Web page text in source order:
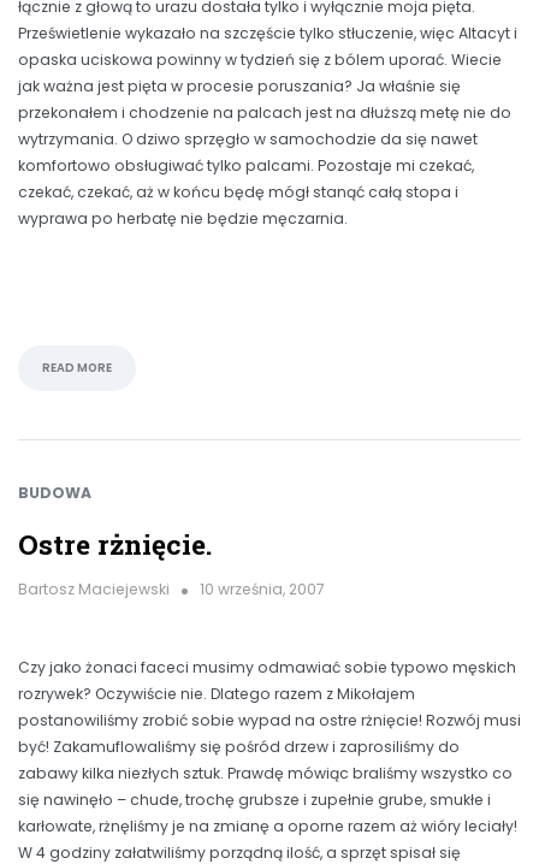
łącznie z głową to urazu dostała tylko i wyłącznie moja pięta.
Prześwietlenie wykazało na szczęście tylko stłuczenie, więc Altacyt i
opaska uciskowa powinny w tydzień się z bólem uporać. Wiecie
jak ważna jest pięta w procesie poruszania? Ja właśnie się
przekonałem i chodzenie na palcach jest na dłuższą metę nie do
wytrzymania. O dziwo sprzęgło w samochodzie da się nawet
komfortowo obsługiwać tylko palcami. Pozostaje mi czekać,
czekać, czekać, aż w końcu będę mógł stanąć całą stopa i
wyprawa po herbatę nie będzie męczarnia.
READ MORE
BUDOWA
Ostre rżnięcie.
Bartosz Maciejewski 10 września, 2007
Czy jako żonaci faceci musimy odmawiać sobie typowo męskich
rozrywek? Oczywiście nie. Dlatego razem z Mikołajem
postanowiliśmy zrobić sobie wypad na ostre rżnięcie! Rozwój musi
być! Zakamuflowaliśmy się pośród drzew i zaprosiliśmy do
zabawy kilka niezłych sztuk. Prawdę mówiąc braliśmy wszystko co
się nawinęło – chude, trochę grubsze i zupełnie grube, smukłe i
karłowate, rżnęliśmy je na zmianę a oporne razem aż wióry leciały!
W 4 godziny załatwiliśmy porządną ilość, a sprzęt spisał się